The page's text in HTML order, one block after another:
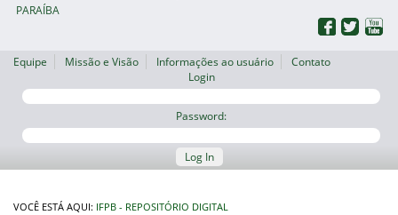
PARAÍBA
Equipe Missão e Visão Informações ao usuário
Contato
Login
Password:
Log In
VOCÊ ESTÁ AQUI: IFPB - REPOSITÓRIO DIGITAL